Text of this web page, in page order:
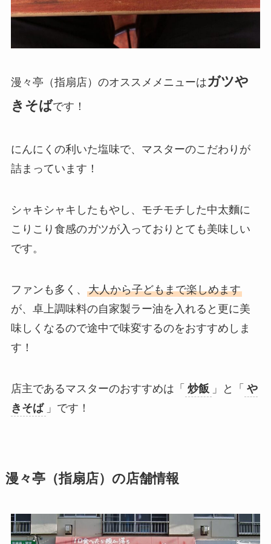
漫々亭（指扇店）のオススメメニューはガツや
きそばです！
にんにくの利いた塩味で、マスターのこだわりが
詰まっています！
シャキシャキしたもやし、モチモチした中太麵に
こりこり食感のガツが入っておりとても美味しい
です。
ファンも多く、 大人から子どもまで楽しめます
が、卓上調味料の自家製ラー油を入れると更に美
味しくなるので途中で味変するのをおすすめしま
す！
店主であるマスターのおすすめは「 炒飯 」と「 や
きそば 」です！
漫々亭（指扇店）の店舗情報